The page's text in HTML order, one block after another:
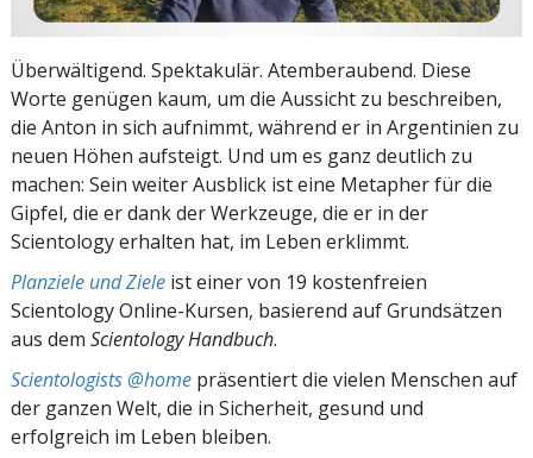
Überwältigend. Spektakulär. Atemberaubend. Diese
Worte genügen kaum, um die Aussicht zu beschreiben,
die Anton in sich aufnimmt, während er in Argentinien zu
neuen Höhen aufsteigt. Und um es ganz deutlich zu
machen: Sein weiter Ausblick ist eine Metapher für die
Gipfel, die er dank der Werkzeuge, die er in der
Scientology erhalten hat, im Leben erklimmt.
Planziele und Ziele ist einer von 19 kostenfreien
Scientology Online-Kursen, basierend auf Grundsätzen
aus dem Scientology Handbuch.
Scientologists @home präsentiert die vielen Menschen auf
der ganzen Welt, die in Sicherheit, gesund und
erfolgreich im Leben bleiben.